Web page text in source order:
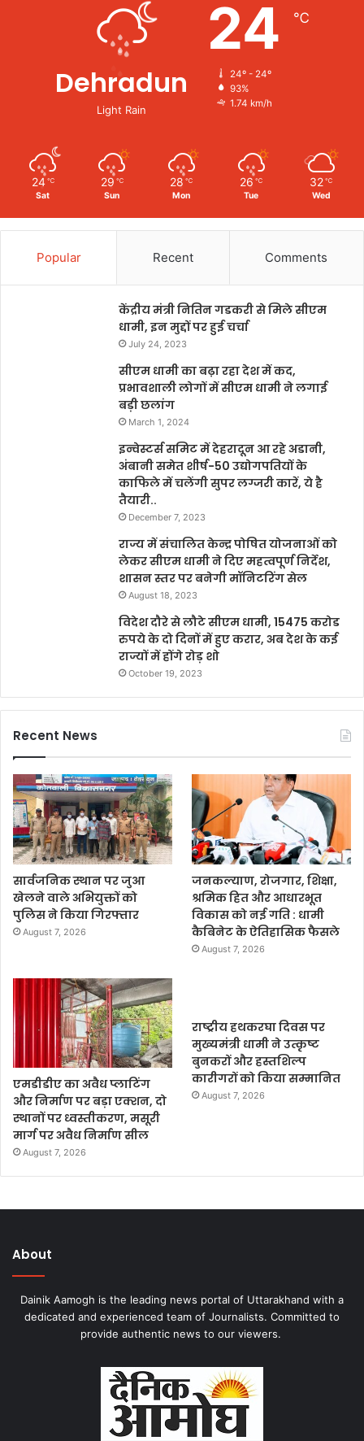
Dehradun
Light Rain
24 ℃
24º - 24º
93%
1.74 km/h
24 ℃
Sat
29 ℃
Sun
28 ℃
Mon
26 ℃
Tue
32 ℃
Wed
Popular Recent Comments
केंद्रीय मंत्री नितिन गडकरी से मिले सीएम
धामी, इन मुद्दों पर हुई चर्चा
July 24, 2023
सीएम धामी का बढ़ा रहा देश में कद,
प्रभावशाली लोगों में सीएम धामी ने लगाई
बड़ी छलांग
March 1, 2024
इन्वेस्टर्स समिट में देहरादून आ रहे अडानी,
अंबानी समेत शीर्ष-50 उद्योगपतियों के
काफिले में चलेंगी सुपर लग्जरी कारें, ये है
तैयारी..
December 7, 2023
राज्य में संचालित केन्द्र पोषित योजनाओं को
लेकर सीएम धामी ने दिए महत्वपूर्ण निर्देश,
शासन स्तर पर बनेगी मॉनिटरिंग सेल
August 18, 2023
विदेश दौरे से लौटे सीएम धामी, 15475 करोड
रुपये के दो दिनों में हुए करार, अब देश के कई
राज्यों में होंगे रोड़ शो
October 19, 2023
Recent News
सार्वजनिक स्थान पर जुआ
खेलने वाले अभियुक्तों को
पुलिस ने किया गिरफ्तार
August 7, 2026
जनकल्याण, रोजगार, शिक्षा,
श्रमिक हित और आधारभूत
विकास को नई गति : धामी
कैबिनेट के ऐतिहासिक फैसले
August 7, 2026
एमडीडीए का अवैध प्लाटिंग
और निर्माण पर बड़ा एक्शन, दो
स्थानों पर ध्वस्तीकरण, मसूरी
मार्ग पर अवैध निर्माण सील
August 7, 2026
राष्ट्रीय हथकरघा दिवस पर
मुख्यमंत्री धामी ने उत्कृष्ट
बुनकरों और हस्तशिल्प
कारीगरों को किया सम्मानित
August 7, 2026
About
Dainik Aamogh is the leading news portal of Uttarakhand with a
dedicated and experienced team of Journalists. Committed to
provide authentic news to our viewers.